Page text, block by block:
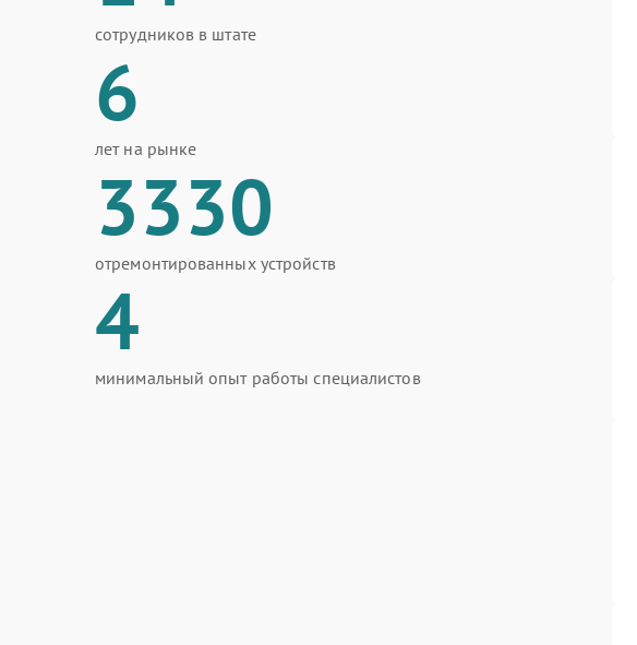
сотрудников в штате
6
лет на рынке
3330
отремонтированных устройств
4
минимальный опыт работы специалистов